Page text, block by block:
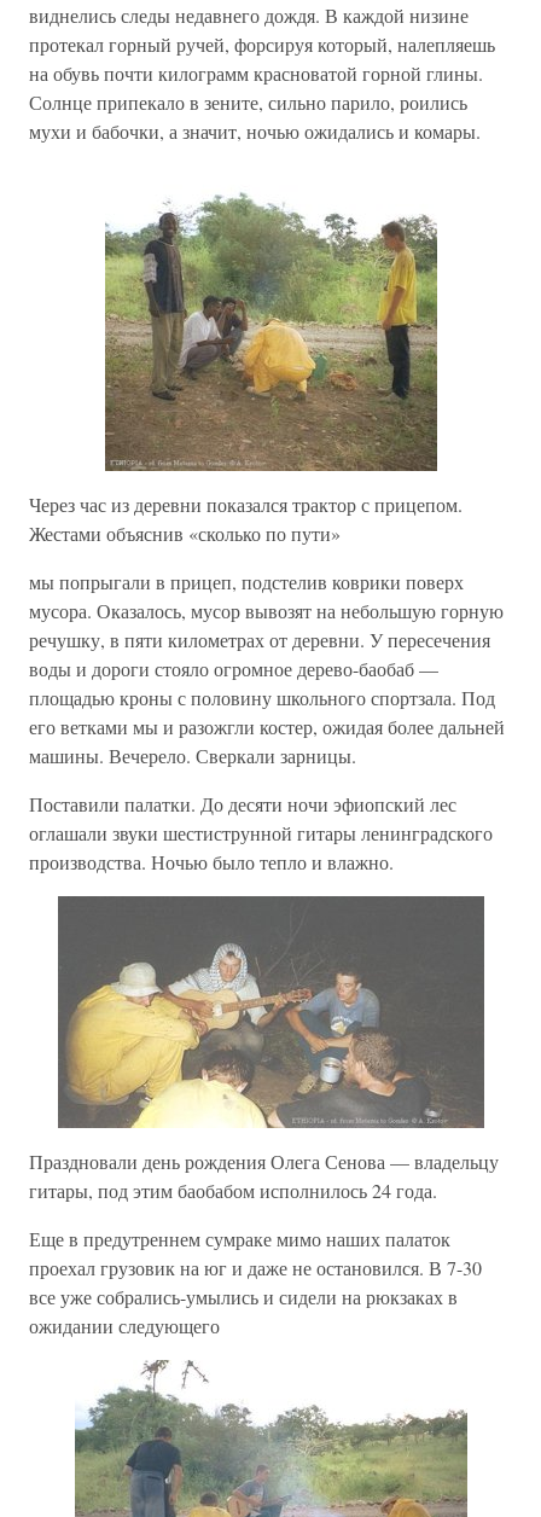
виднелись следы недавнего дождя. В каждой низине
протекал горный ручей, форсируя который, налепляешь
на обувь почти килограмм красноватой горной глины.
Солнце припекало в зените, сильно парило, роились
мухи и бабочки, а значит, ночью ожидались и комары.
Через час из деревни показался трактор с прицепом.
Жестами объяснив «сколько по пути»
мы попрыгали в прицеп, подстелив коврики поверх
мусора. Оказалось, мусор вывозят на небольшую горную
речушку, в пяти километрах от деревни. У пересечения
воды и дороги стояло огромное дерево-баобаб —
площадью кроны с половину школьного спортзала. Под
его ветками мы и разожгли костер, ожидая более дальней
машины. Вечерело. Сверкали зарницы.
Поставили палатки. До десяти ночи эфиопский лес
оглашали звуки шестиструнной гитары ленинградского
производства. Ночью было тепло и влажно.
Праздновали день рождения Олега Сенова — владельцу
гитары, под этим баобабом исполнилось 24 года.
Еще в предутреннем сумраке мимо наших палаток
проехал грузовик на юг и даже не остановился. В 7-30
все уже собрались-умылись и сидели на рюкзаках в
ожидании следующего